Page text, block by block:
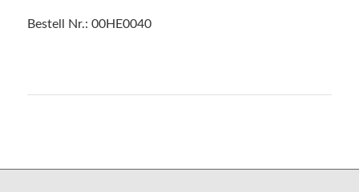
Bestell Nr.: 00HE0040